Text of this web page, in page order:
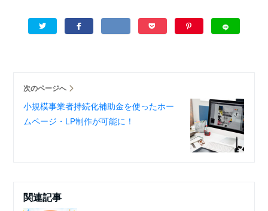
次のページへ
小規模事業者持続化補助金を使ったホー
ムページ・LP制作が可能に！
関連記事